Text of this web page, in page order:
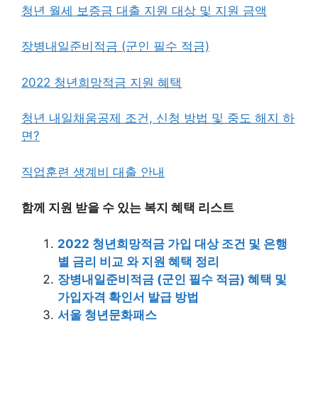
청년 월세 보증금 대출 지원 대상 및 지원 금액
장병내일준비적금 (군인 필수 적금)
2022 청년희망적금 지원 혜택
청년 내일채움공제 조건, 신청 방법 및 중도 해지 하
면?
직업훈련 생계비 대출 안내
함께 지원 받을 수 있는 복지 혜택 리스트
2022 청년희망적금 가입 대상 조건 및 은행
별 금리 비교 와 지원 혜택 정리
장병내일준비적금 (군인 필수 적금) 혜택 및
가입자격 확인서 발급 방법
서울 청년문화패스